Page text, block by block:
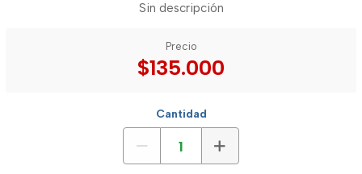
Sin descripción
Precio
$135.000
Cantidad